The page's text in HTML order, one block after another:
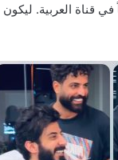
في قناة العربية.